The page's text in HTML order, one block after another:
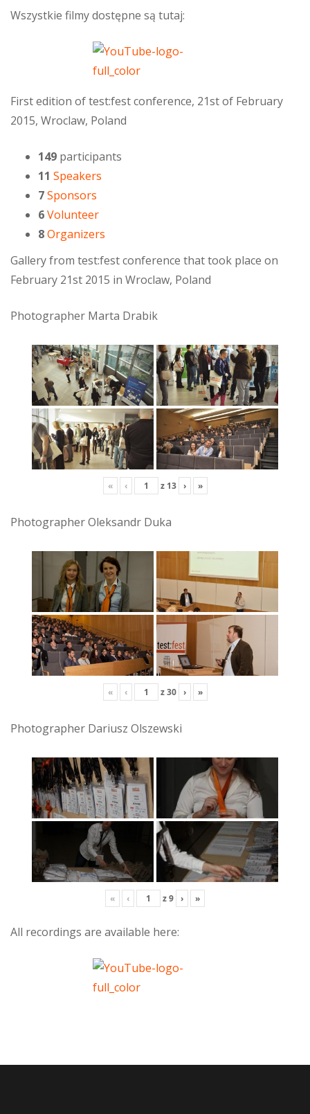
Wszystkie filmy dostępne są tutaj:
First edition of test:fest conference, 21st of February
2015, Wroclaw, Poland
149 participants
11 Speakers
7Sponsors
6Volunteer
8Organizers
Gallery from test:fest conference that took place on
February 21st 2015 in Wroclaw, Poland
Photographer Marta Drabik
« ‹ z 13 › »
Photographer Oleksandr Duka
« ‹ z30 › »
Photographer Dariusz Olszewski
« ‹ z9 › »
All recordings are available here: